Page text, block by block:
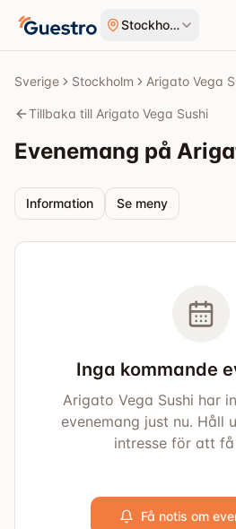
Stockholm
Sverige Stockholm Arigato Vega
Tillbaka till Arigato Vega Sushi
Evenemang på
Information Se meny
Inga kommande
Arigato Vega Sushi har
evenemang just nu. Håll
intresse för att få
Få notis om